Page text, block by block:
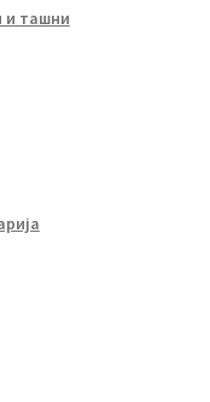
и ташни